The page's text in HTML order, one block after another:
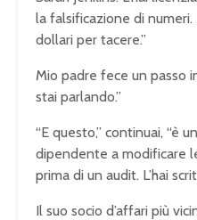
la falsificazione di
dollari per tacere.”
Mio padre fece un passo
stai parlando.”
“E questo,” continuai, “è
dipendente a modificare
prima di un audit. L’hai
Il suo socio d’affari più